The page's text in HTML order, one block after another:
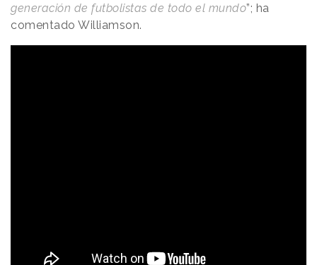
generación de futbolistas de todo el mundo”; ha
comentado Williamson.